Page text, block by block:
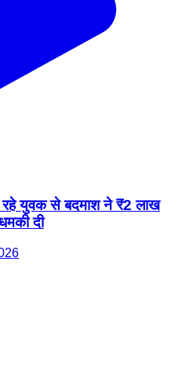
रहे युवक से बदमाश ने ₹2 लाख
दी